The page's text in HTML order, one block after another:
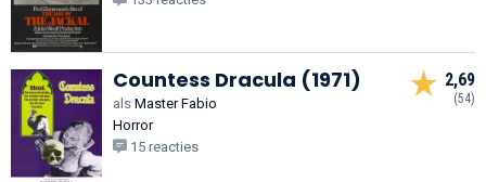
Countess Dracula (1971)
als Master Fabio
Horror
15 reacties
2,69
(54)